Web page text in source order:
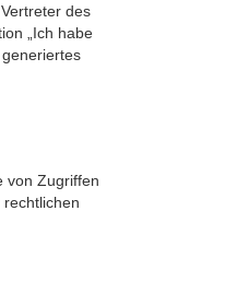
des
„Ich habe
von Zugriffen